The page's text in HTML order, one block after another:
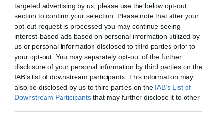
targeted advertising by us, please use the below opt-out
section to confirm your selection. Please note that after your
opt-out request is processed you may continue seeing
interest-based ads based on personal information utilized by
us or personal information disclosed to third parties prior to
your opt-out. You may separately opt-out of the further
disclosure of your personal information by third parties on the
IAB’s list of downstream participants. This information may
also be disclosed by us to third parties on the IAB’s List of
Downstream Participants that may further disclose it to other
Διευρύνεται η εθνική πρωτοβουλία για τις τιμές στο ράφι
των σούπερ μάρκετ
Όταν ο σεισμός της Κρήτης «λάβωσε» τον Φάρο της
Αλεξάνδρειας
08:55
Νέοι ρωσικοί βομβαρδισμοί στο Κίεβο: Τρεις νεκροί,
μεταξύ των οποίων ένα παιδί